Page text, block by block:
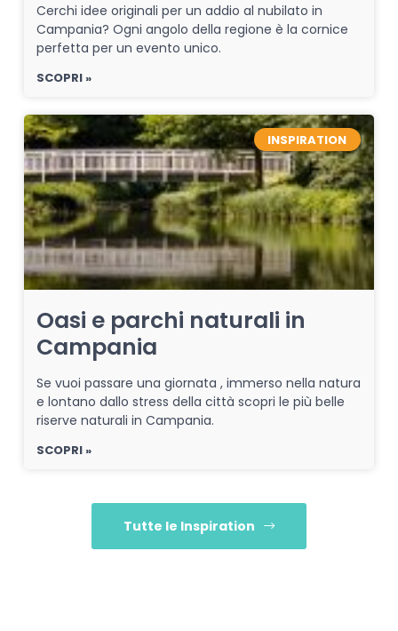
Cerchi idee originali per un addio al nubilato in
Campania? Ogni angolo della regione è la cornice
perfetta per un evento unico.
SCOPRI »
INSPIRATION
Oasi e parchi naturali in
Campania
Se vuoi passare una giornata , immerso nella natura
e lontano dallo stress della città scopri le più belle
riserve naturali in Campania.
SCOPRI »
Tutte le Inspiration